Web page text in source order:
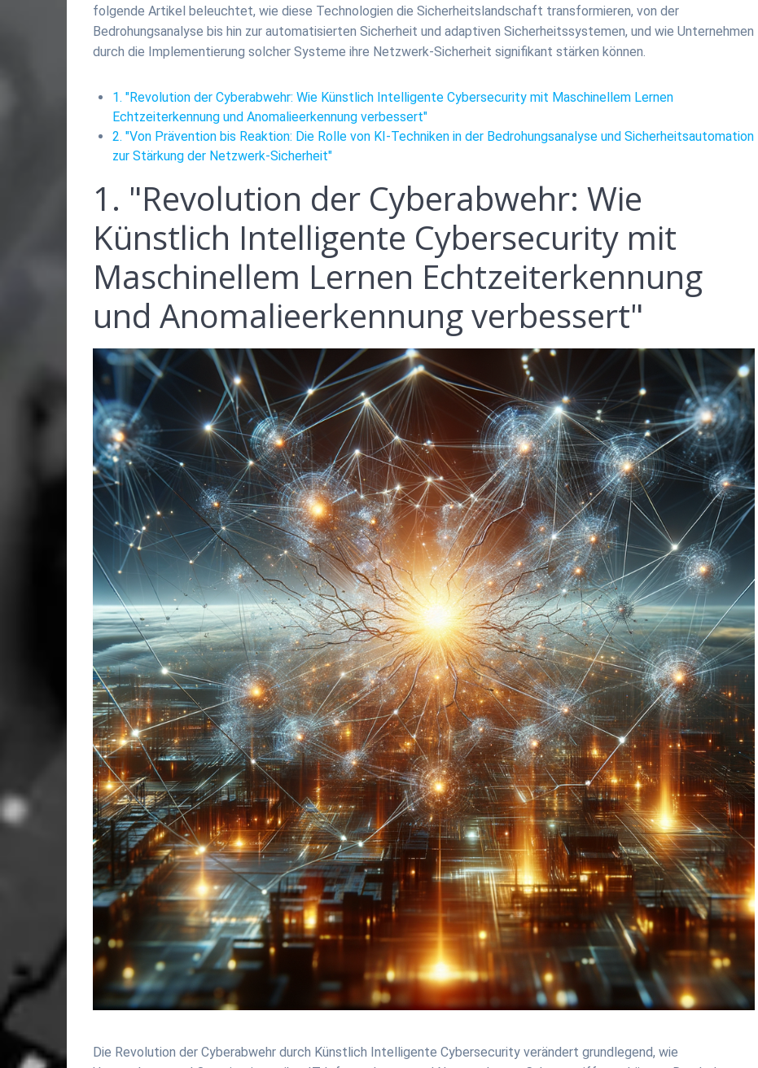
folgende Artikel beleuchtet, wie diese Technologien die Sicherheitslandschaft transformieren, von der
Bedrohungsanalyse bis hin zur automatisierten Sicherheit und adaptiven Sicherheitssystemen, und wie Unternehmen
durch die Implementierung solcher Systeme ihre Netzwerk-Sicherheit signifikant stärken können.
1. "Revolution der Cyberabwehr: Wie Künstlich Intelligente Cybersecurity mit Maschinellem Lernen
Echtzeiterkennung und Anomalieerkennung verbessert"
2. "Von Prävention bis Reaktion: Die Rolle von KI-Techniken in der Bedrohungsanalyse und Sicherheitsautomation
zur Stärkung der Netzwerk-Sicherheit"
1. "Revolution der Cyberabwehr: Wie
Künstlich Intelligente Cybersecurity mit
Maschinellem Lernen Echtzeiterkennung
und Anomalieerkennung verbessert"
Die Revolution der Cyberabwehr durch Künstlich Intelligente Cybersecurity verändert grundlegend, wie